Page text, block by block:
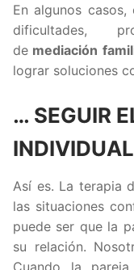
En algunos
dificultades,
de mediación
lograr soluciones
… SEGUIR
INDIVIDUAL
Así es. La terapia
las situaciones
puede ser que la
su relación.